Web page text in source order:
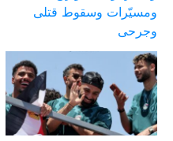
ومسيّرات وسقوط قتلى
وجرحى